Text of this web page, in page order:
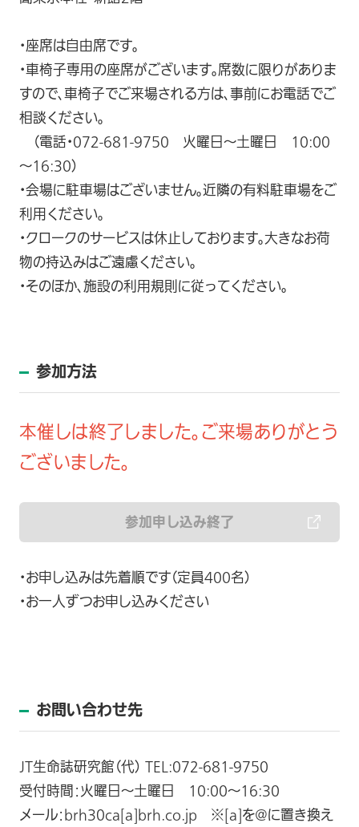
・座席は自由席です。
・車椅子専用の座席がございます。席数に限りがありま
すので、車椅子でご来場される方は、事前にお電話でご
相談ください。
（電話・072-681-9750 火曜日～土曜日 10:00
～16:30）
・会場に駐車場はございません。近隣の有料駐車場をご
利用ください。
・クロークのサービスは休止しております。大きなお荷
物の持込みはご遠慮ください。
・そのほか、施設の利用規則に従ってください。
参加方法
本催しは終了しました。ご来場ありがとう
ございました。
参加申し込み終了
・お申し込みは先着順です（定員400名）
・お一人ずつお申し込みください
お問い合わせ先
JT生命誌研究館（代） TEL:072-681-9750
受付時間：火曜日～土曜日 10:00～16:30
メール：brh30ca[a]brh.co.jp ※[a]を@に置き換え